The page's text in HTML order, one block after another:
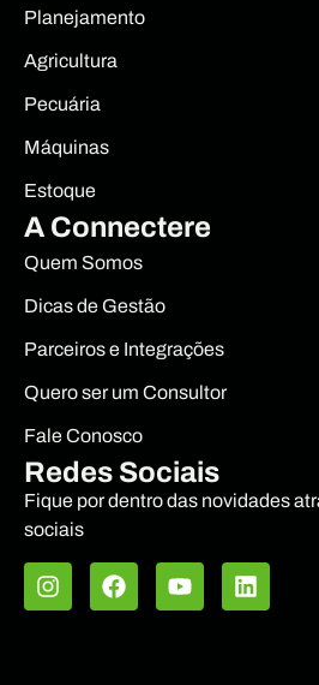
Planejamento
Agricultura
Pecuária
Máquinas
Estoque
A Connectere
Quem Somos
Dicas de Gestão
Parceiros e Integrações
Quero ser um Consultor
Fale Conosco
Redes Sociais
Fique por dentro das novidades
sociais